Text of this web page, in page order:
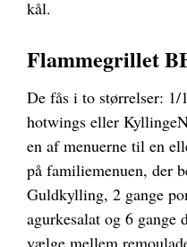
kål.
Flammegrillet
De fås i to størrelser:
hotwings eller
en af menuerne til en
på familiemenuen, der
Guldkylling, 2 gange
agurkesalat og 6 gange
vælge mellem